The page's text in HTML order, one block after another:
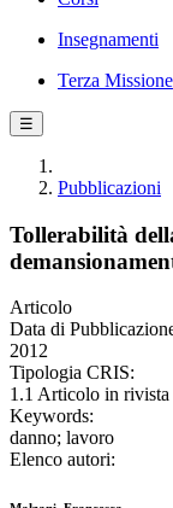
Insegnamenti
Terza Missione
☰
Pubblicazioni
Tollerabilità
Articolo
Data di
2012
Tipologia CRIS:
1.1 Articolo in rivista
Keywords:
danno; lavoro
Elenco autori: